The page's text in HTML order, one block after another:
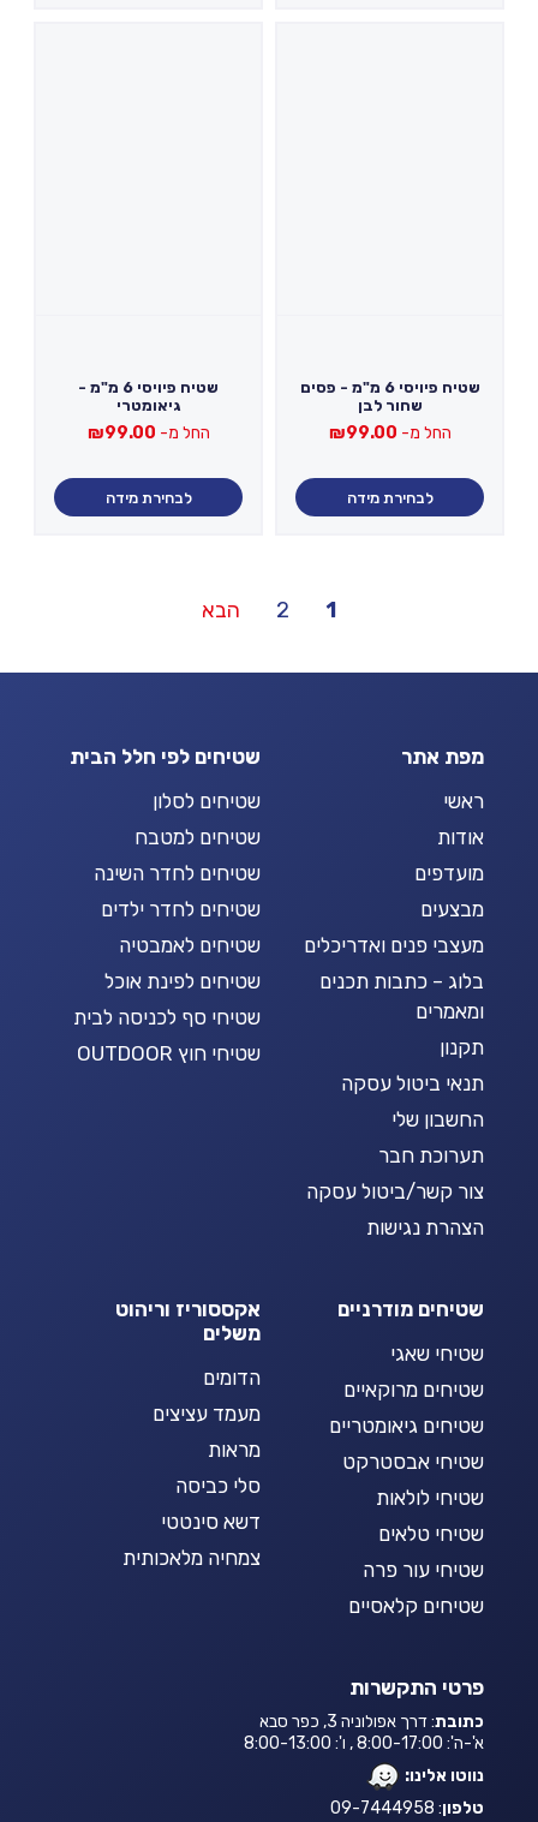
שטיח פיויסי 6 מ"מ - פסים
שחור לבן
החל מ- ₪99.00
לבחירת מידה
שטיח פיויסי 6 מ"מ -
גיאומטרי
החל מ- ₪99.00
לבחירת מידה
1
2 הבא
מפת אתר
ראשי
אודות
מועדפים
מבצעים
מעצבי פנים ואדריכלים
בלוג – כתבות תכנים
ומאמרים
תקנון
תנאי ביטול עסקה
החשבון שלי
תערוכת חבר
צור קשר/ביטול עסקה
הצהרת נגישות
שטיחים לפי חלל הבית
שטיחים לסלון
שטיחים למטבח
שטיחים לחדר השינה
שטיחים לחדר ילדים
שטיחים לאמבטיה
שטיחים לפינת אוכל
שטיחי סף לכניסה לבית
שטיחי חוץ OUTDOOR
שטיחים מודרניים
שטיחי שאגי
שטיחים מרוקאיים
שטיחים גיאומטריים
שטיחי אבסטרקט
שטיחי לולאות
שטיחי טלאים
שטיחי עור פרה
שטיחים קלאסיים
אקססוריז וריהוט
משלים
הדומים
מעמד עציצים
מראות
סלי כביסה
דשא סינטטי
צמחיה מלאכותית
פרטי התקשרות
כתובת: דרך אפולוניה 3, כפר סבא
א'-ה': 8:00-17:00 , ו': 8:00-13:00
נווטו אלינו:
טלפון: 09-7444958